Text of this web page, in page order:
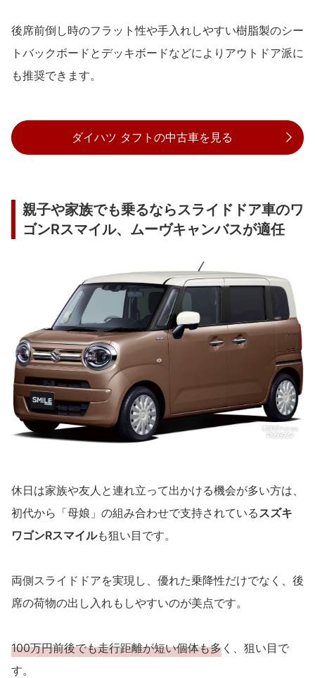
後席前倒し時のフラット性や手入れしやすい樹脂製のシー
トバックボードとデッキボードなどによりアウトドア派に
も推奨できます。
ダイハツ タフトの中古車を見る
親子や家族でも乗るならスライドドア車のワ
ゴンRスマイル、ムーヴキャンバスが適任
休日は家族や友人と連れ立って出かける機会が多い方は、
初代から「母娘」の組み合わせで支持されている スズキ
ワゴンRスマイルも狙い目です。
両側スライドドアを実現し、優れた乗降性だけでなく、後
席の荷物の出し入れもしやすいのが美点です。
100万円前後でも走行距離が短い個体も多 く、狙い目で
す。